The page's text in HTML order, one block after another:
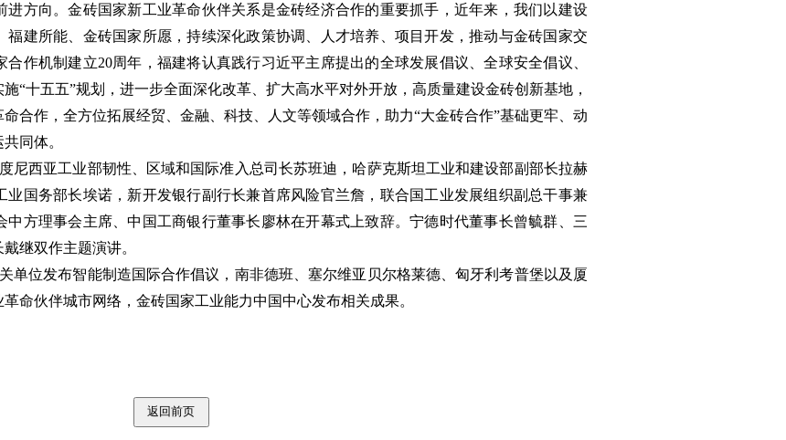
方向。金砖国家新工业革命伙伴关系是金砖经济合作的重要抓手，近年来，我们以建设
建所能、金砖国家所愿，持续深化政策协调、人才培养、项目开发，推动与金砖国家交
作机制建立20周年，福建将认真践行习近平主席提出的全球发展倡议、全球安全倡议、
“十五五”规划，进一步全面深化改革、扩大高水平对外开放，高质量建设金砖创新基地，
合作，全方位拓展经贸、金融、科技、人文等领域合作，助力“大金砖合作”基础更牢、动
同体。
尼西亚工业部韧性、区域和国际准入总司长苏班迪，哈萨克斯坦工业和建设部副部长拉赫
国务部长埃诺，新开发银行副行长兼首席风险官兰詹，联合国工业发展组织副总干事兼
方理事会主席、中国工商银行董事长廖林在开幕式上致辞。宁德时代董事长曾毓群、三
继双作主题演讲。
单位发布智能制造国际合作倡议，南非德班、塞尔维亚贝尔格莱德、匈牙利考普堡以及厦
命伙伴城市网络，金砖国家工业能力中国中心发布相关成果。